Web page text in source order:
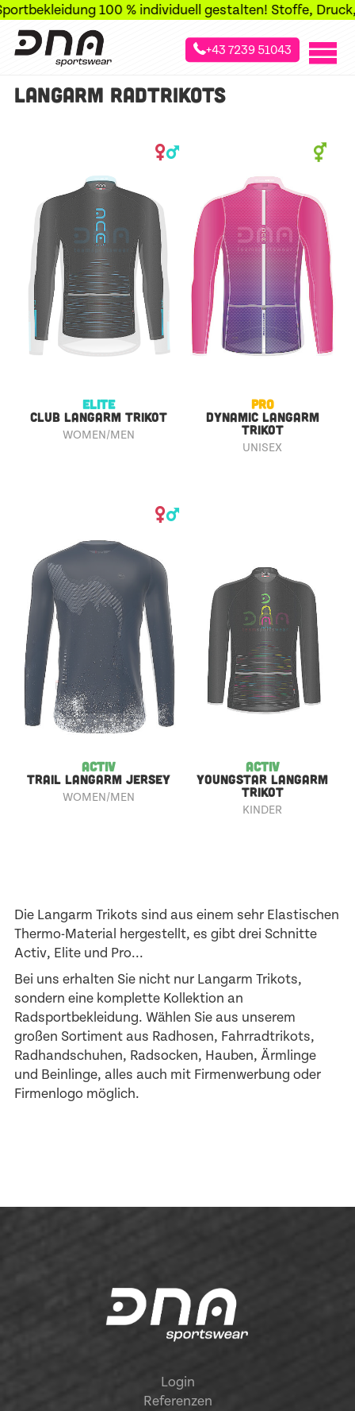
100 % individuell gestalten! Stoffe, Druck,
+43 7239 51043
»
LANGARM RADTRIKOTS
ELITE
CLUB LANGARM TRIKOT
WOMEN/MEN
PRO
DYNAMIC LANGARM
TRIKOT
UNISEX
ACTIV
TRAIL LANGARM JERSEY
WOMEN/MEN
ACTIV
YOUNGSTAR LANGARM
TRIKOT
KINDER
Die Langarm Trikots sind aus einem sehr Elastischen
Thermo-Material hergestellt, es gibt drei Schnitte
Activ, Eliteund Pro...
Bei uns erhalten Sie nicht nur Langarm Trikots,
sondern eine komplette Kollektion an
Radsportbekleidung. Wählen Sie aus unserem
großen Sortiment aus Radhosen, Fahrradtrikots,
Radhandschuhen, Radsocken, Hauben, Ärmlinge
und Beinlinge, alles auch mit Firmenwerbung oder
Firmenlogo möglich.
Login
Referenzen